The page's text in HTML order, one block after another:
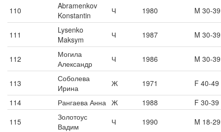
110
Abramenkov
Konstantin
Ч 1980 M 30-39
111
Lysenko
Maksym
Ч 1987 M 30-39
112
Могила
Александр
Ч 1986 M 30-39
113
Соболева
Ирина
Ж 1971
F 40-49
114
Рангаева Анна Ж 1988
F 30-39
115
Золотоус
Вадим
Ч 1990
M 18-29